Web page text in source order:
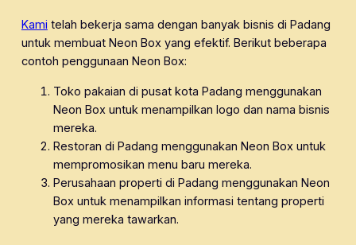
Kami telah bekerja sama dengan banyak bisnis di Padang
untuk membuat Neon Box yang efektif. Berikut beberapa
contoh penggunaan Neon Box:
Toko pakaian di pusat kota Padang menggunakan
Neon Box untuk menampilkan logo dan nama bisnis
mereka.
Restoran di Padang menggunakan Neon Box untuk
mempromosikan menu baru mereka.
Perusahaan properti di Padang menggunakan Neon
Box untuk menampilkan informasi tentang properti
yang mereka tawarkan.